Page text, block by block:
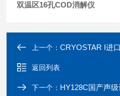
双温区16孔COD消解仪
上一个：CRYOSTAR I进
返回列表
下一个： HY128C国产声级